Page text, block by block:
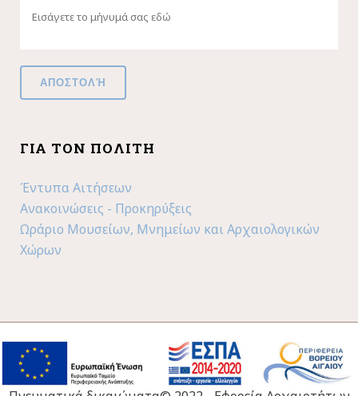
ΓΙΑ ΤΟΝ ΠΟΛΊΤΗ
Έντυπα Αιτήσεων
Ανακοινώσεις - Προκηρύξεις
Ωράριο Μουσείων, Μνημείων και Αρχαιολογικών
Χώρων